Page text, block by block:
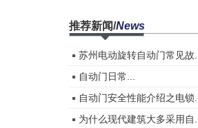
推荐新闻/News
苏州电动旋转自动门常见故...
自动门​日常...
自动门安全性能介绍之电锁...
为什么现代建筑大多采用自...